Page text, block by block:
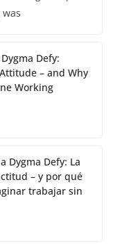
Defy:
– and Why
Working
Dygma Defy: La
– y por qué
trabajar sin